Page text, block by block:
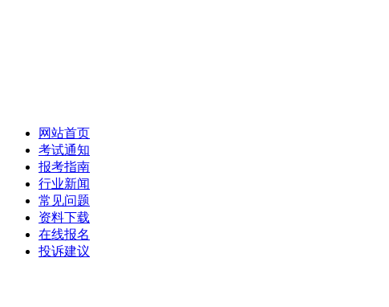
网站首页
考试通知
报考指南
行业新闻
常见问题
资料下载
在线报名
投诉建议